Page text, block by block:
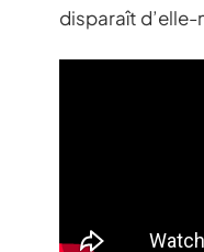
disparaît d’elle-